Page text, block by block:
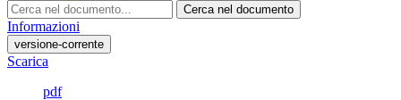
Cerca nel documento
Informazioni
versione-corrente
Scarica
pdf